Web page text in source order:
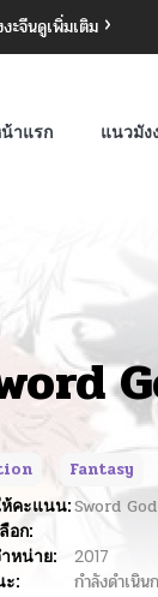
ะจีนดูเพิ่มเติม
าแรก แนวมัง
Fantasy
ห้คะแนน:Sword
อก:
หน่าย:
2017
ะ:
กำลังดำเนิน